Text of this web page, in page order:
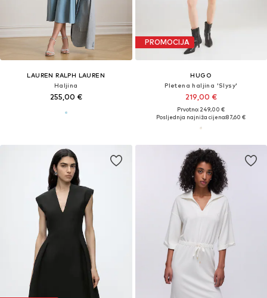
LAUREN RALPH LAUREN
Haljina
255,00 €
PROMOCIJA
HUGO
Pletena haljina 'Slysy'
219,00 €
Prvotno: 249,00 €
Posljednja najniža cijena:87,60 €